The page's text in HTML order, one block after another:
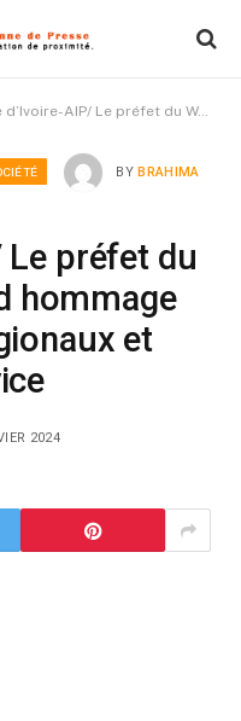
Le préfet du Worodougou rend hommage aux directeurs régionaux et aux chefs de service
BY BRAHIMA
Le préfet du
hommage
et
2024